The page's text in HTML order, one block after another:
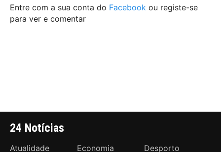
Entre com a sua conta do Facebook ou registe-se
para ver e comentar
24 Notícias
Atualidade Economia Desporto